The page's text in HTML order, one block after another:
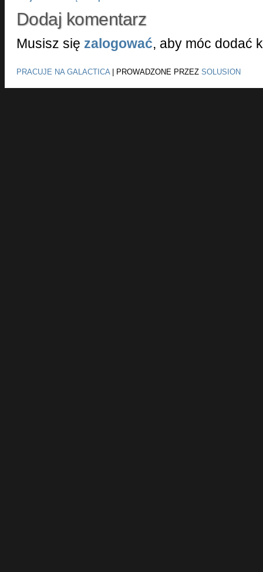
Dodaj komentarz
Musisz się zalogować, aby móc dodać
PRACUJE NA GALACTICA| PROWADZONE PRZEZ SOLUSION